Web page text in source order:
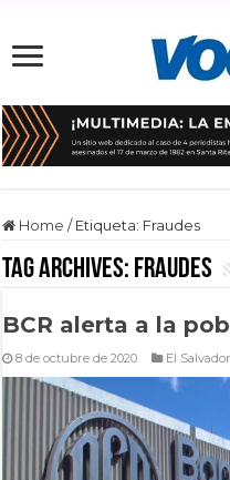
Home / Etiqueta: Fraudes
Tag Archives: Fraudes
BCR alerta a la
8 de octubre de 2020 El Salvador